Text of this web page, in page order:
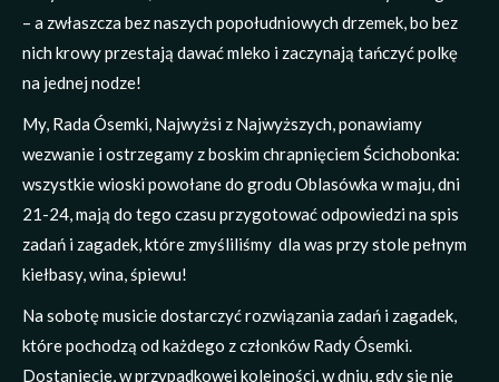
– a zwłaszcza bez naszych popołudniowych drzemek, bo bez
nich krowy przestają dawać mleko i zaczynają tańczyć polkę
na jednej nodze!
My, Rada Ósemki, Najwyżsi z Najwyższych, ponawiamy
wezwanie i ostrzegamy z boskim chrapnięciem Ścichobonka:
wszystkie wioski powołane do grodu Oblasówka w maju, dni
21-24, mają do tego czasu przygotować odpowiedzi na spis
zadań i zagadek, które zmyśliliśmy dla was przy stole pełnym
kiełbasy, wina, śpiewu!
Na sobotę musicie dostarczyć rozwiązania zadań i zagadek,
które pochodzą od każdego z członków Rady Ósemki.
Dostaniecie, w przypadkowej kolejności, w dniu, gdy się nie